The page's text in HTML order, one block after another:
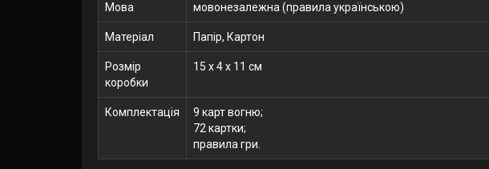
Мова мовонезалежна (правила українською)
Матеріал Папір, Картон
Розмір
коробки
15 x 4 x 11 см
Комплектація
9 карт вогню;
72 картки;
правила гри.